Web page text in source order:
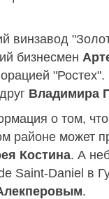
винзавод
бизнесмен
Владимира
о том,
районе может
Костина. А
Saint-Daniel в
.